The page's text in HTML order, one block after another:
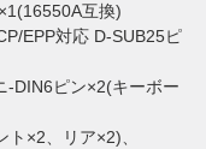
互換)
EPP対応 D-SUB25ピ
-DIN6ピン×2(キーボー
×2、リア×2)、